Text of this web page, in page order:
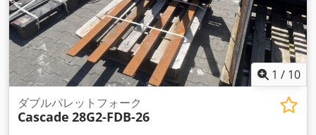
1 / 10
ダブルパレットフォーク
Cascade 28G2-FDB-26